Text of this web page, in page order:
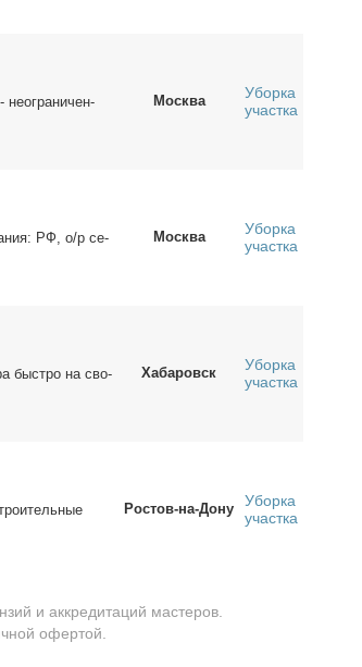
неогра­ни­чен­
Москва
Уборка
участка
РФ, о/р се­
Москва
Уборка
участка
быст­ро на сво­
Хабаровск
Уборка
участка
Ростов-на-Дону
Уборка
участка
и аккредитаций мастеров.
офертой.